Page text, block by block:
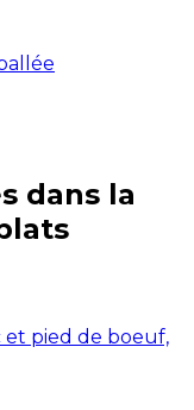
dans la
et pied de boeuf,